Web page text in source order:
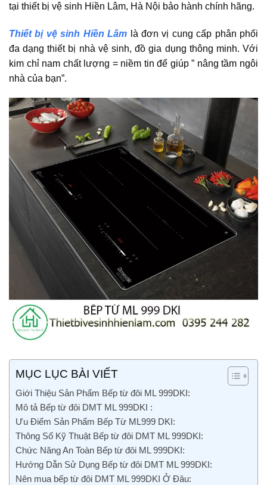
tại thiết bị vệ sinh Hiền Lâm, Hà Nội bảo hành chính hãng.
Thiết bị vệ sinh Hiền Lâm là đơn vị cung cấp phân phối
đa dạng thiết bị nhà vệ sinh, đồ gia dụng thông minh. Với
kim chỉ nam chất lượng = niềm tin để giúp ” nâng tầm ngôi
nhà của bạn”.
MỤC LỤC BÀI VIẾT
Giới Thiệu Sản Phẩm Bếp từ đôi ML 999DKI:
Mô tả Bếp từ đôi DMT ML 999DKI :
Ưu Điểm Sản Phẩm Bếp Từ ML999 DKI:
Thông Số Kỹ Thuật Bếp từ đôi DMT ML 999DKI:
Chức Năng An Toàn Bếp từ đôi ML 999DKI:
Hướng Dẫn Sử Dụng Bếp từ đôi DMT ML 999DKI:
Nên mua bếp từ đôi DMT ML 999DKI Ở Đâu: